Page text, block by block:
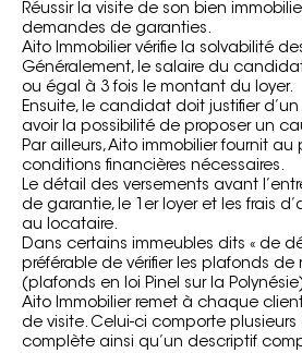
Réussir la visite de son bien
demandes de garanties.
Aito Immobilier vérifie la solvabilité
Généralement, le salaire du
ou égal à 3 fois le montant du loyer.
Ensuite, le candidat doit justifier
avoir la possibilité de proposer un
Par ailleurs, Aito immobilier fournit au
conditions financières nécessaires.
Le détail des versements avant
de garantie, le 1er loyer et les frais
au locataire.
Dans certains immeubles dits « de
préférable de vérifier les plafonds de
(plafonds en loi Pinel sur la Polynésie
Aito Immobilier remet à chaque
de visite. Celui-ci comporte plusieurs
complète ainsi qu’un descriptif